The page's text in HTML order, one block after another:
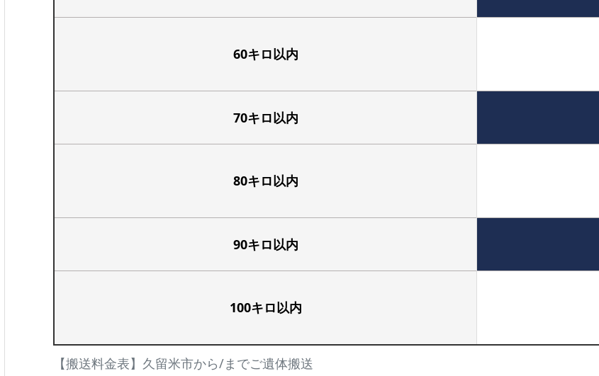
【搬送料金表】久留米市から/までご遺体搬送
60キロ以内
70キロ以内
80キロ以内
90キロ以内
100キロ以内